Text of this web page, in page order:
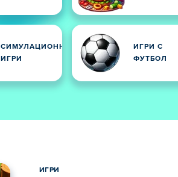
СИМУЛАЦИОННИ
ИГРИ
ИГРИ С
ФУТБОЛ
ИГРИ